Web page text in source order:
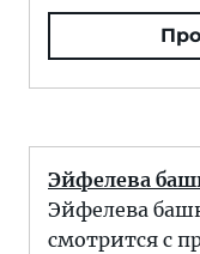
Эйфелева
Эйфелева
смотрится с